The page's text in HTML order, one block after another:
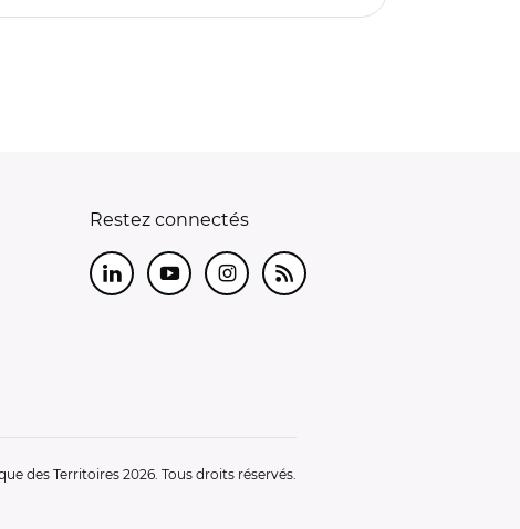
Restez connectés
LinkedInYoutubeInstagram
RSS
des Territoires 2026. Tous droits réservés.